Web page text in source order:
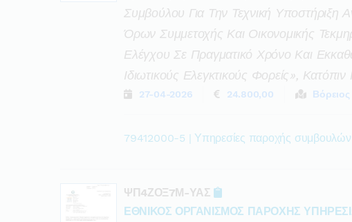
Συμβούλου Για Την Τεχνική
Όρων Συμμετοχής Και Οικονομικής
Ελέγχου Σε Πραγματικό Χρόνο Και
Ιδιωτικούς Ελεγκτικούς Φορείς»,
27-04-2026 24.800,00
79412000-5 | Υπηρεσίες παροχής συμβουλών
ΨΠ4ΖΟΞ7Μ-ΥΑΣ
ΕΘΝΙΚΟΣ ΟΡΓΑΝΙΣΜΟΣ ΠΑΡΟΧΗΣ